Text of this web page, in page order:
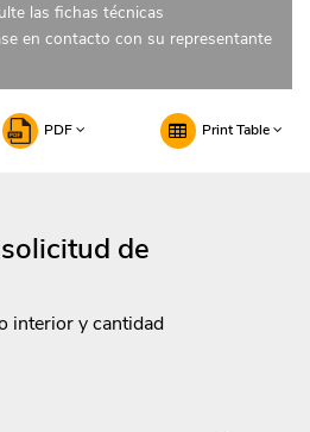
las fichas técnicas
en contacto con su representante
PDF Print Table
de
interior y cantidad